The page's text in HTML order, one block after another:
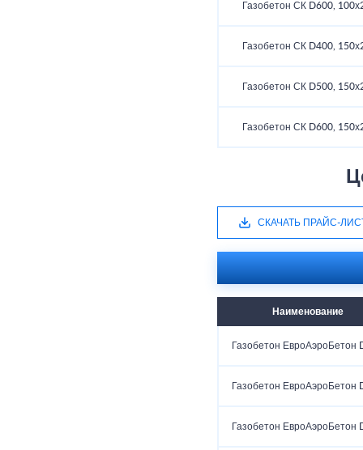
Газобетон СК D600,
Газобетон СК D400,
Газобетон СК D500,
Газобетон СК D600,
СКАЧАТЬ ПРАЙС-
Наименование
Газобетон ЕвроАэроБетон
Газобетон ЕвроАэроБетон
Газобетон ЕвроАэроБетон